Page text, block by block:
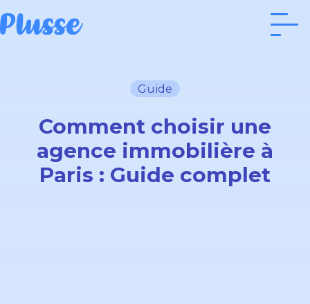
Guide
Comment choisir une
agence immobilière à
Paris : Guide complet